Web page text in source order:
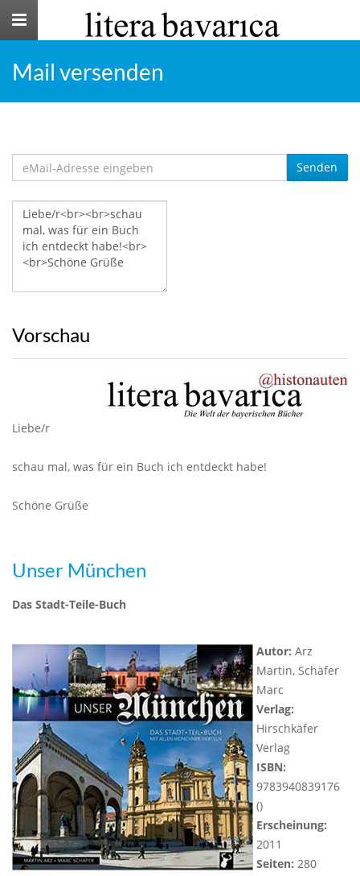
Toggle
Mail versenden
Senden
Vorschau
Liebe/r
schau mal, was für ein Buch ich entdeckt habe!
Schöne Grüße
Unser München
Das Stadt-Teile-Buch
Autor: Arz
Martin, Schäfer
Marc
Verlag:
Hirschkäfer
Verlag
ISBN:
9783940839176
()
Erscheinung:
2011
Seiten: 280